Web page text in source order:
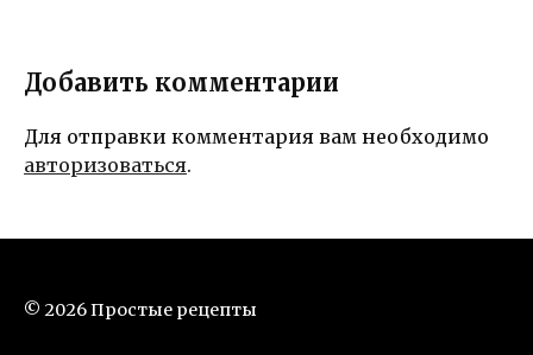
Добавить комментарии
Для отправки комментария вам необходимо
авторизоваться.
© 2026 Простые рецепты